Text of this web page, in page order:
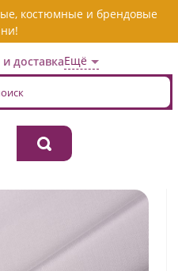
костюмные и брендовые
доставкаЕщё
Ткань хлопок плательно-